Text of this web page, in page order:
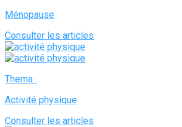
Ménopause
Consulter les articles
Thema :
Activité physique
Consulter les articles